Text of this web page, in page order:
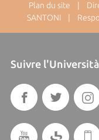
Plan du site |
SANTONI |
Suivre